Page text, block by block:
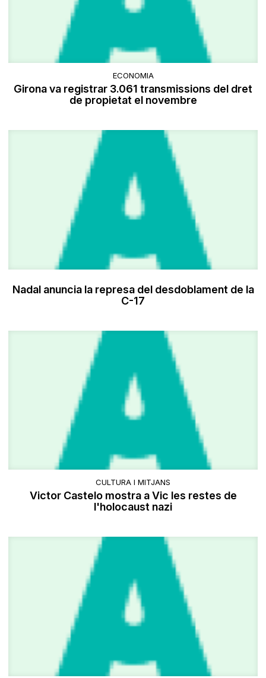
ECONOMIA
Girona va registrar 3.061 transmissions del dret
de propietat el novembre
Nadal anuncia la represa del desdoblament de la
C-17
CULTURA I MITJANS
Victor Castelo mostra a Vic les restes de
l'holocaust nazi